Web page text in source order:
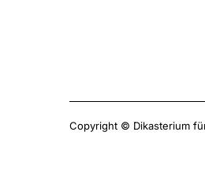
Copyright © Dikasterium